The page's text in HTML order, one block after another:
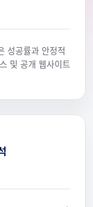
성공률과 안정적
및 공개 웹사이트